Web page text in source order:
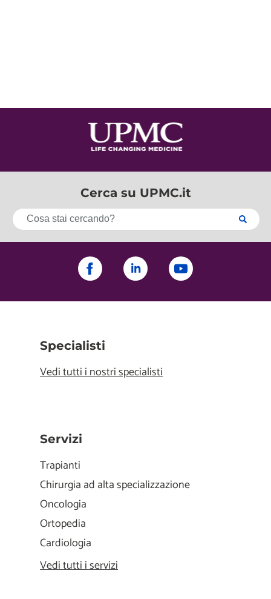
Cerca su UPMC.it
Specialisti
Vedi tutti i nostri specialisti
Servizi
Trapianti
Chirurgia ad alta specializzazione
Oncologia
Ortopedia
Cardiologia
Vedi tutti i servizi